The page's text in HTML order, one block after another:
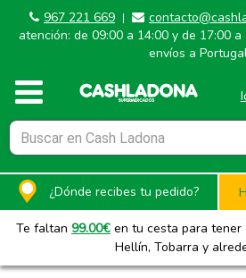
967 221 669 |
atención: de 09:00 a 14:00 y de 17:00 a
envíos a
¿Dónde recibes tu pedido?
Te faltan 99.00€ en tu cesta para tener
Hellín, Tobarra y